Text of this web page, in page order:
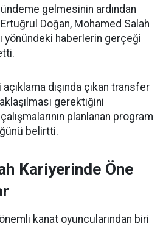
gelmesinin ardından
Doğan, Mohamed Salah
yönündeki haberlerin gerçeği
dışında çıkan transfer
gerektiğini
planlanan program
belirtti.
Kariyerinde Öne
kanat oyuncularından biri